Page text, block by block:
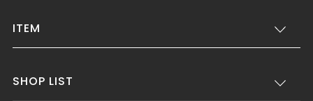
ITEM
SHOP LIST